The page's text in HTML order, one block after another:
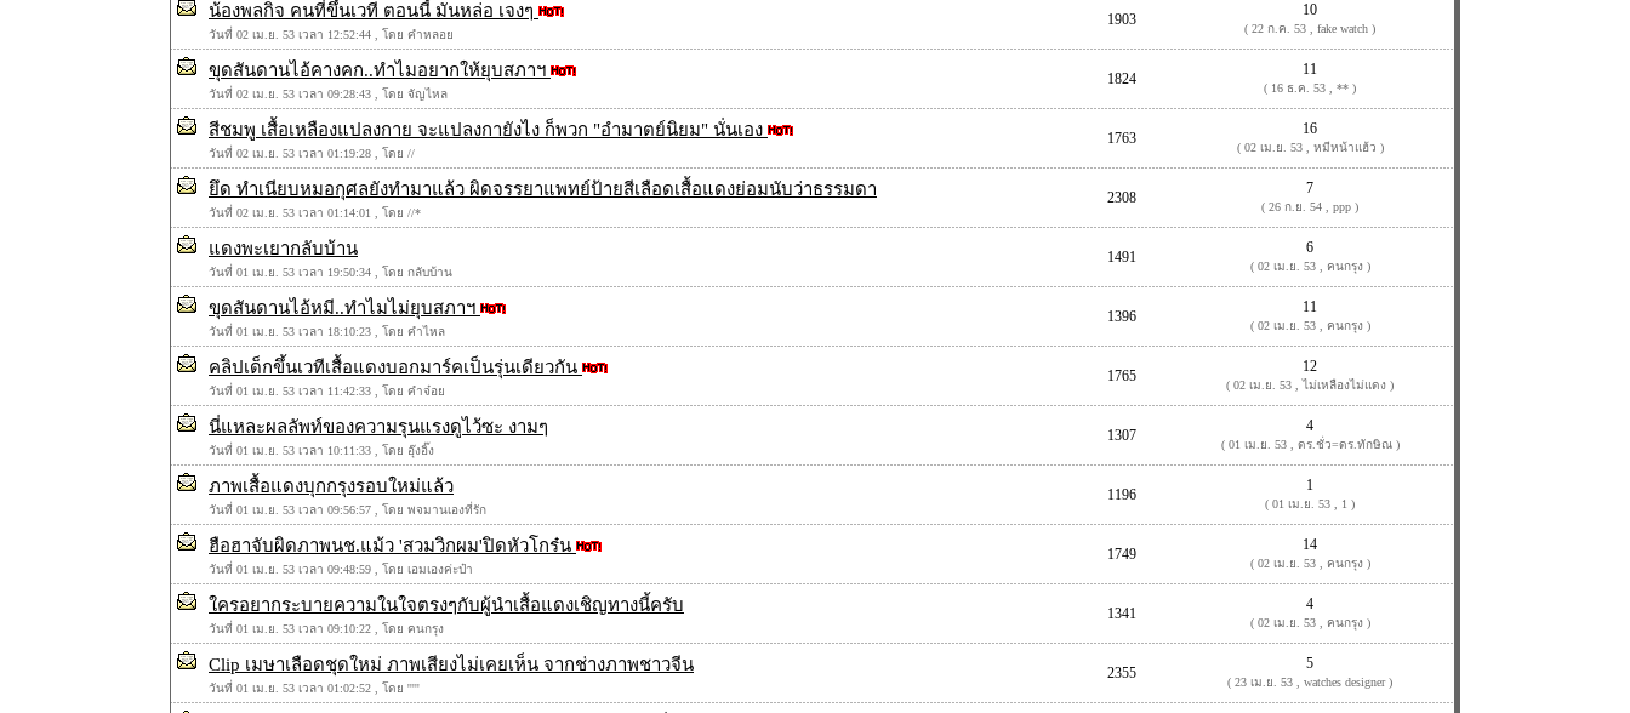
น้องพลกิจ คนที่ขึ้นเวที ตอนนี้ มันหล่อ เจงๆ
วันที่ 02 เม.ย. 53 เวลา 12:52:44 , โดย คำหลอย
1903
10
( 22 ก.ค. 53 , fake watch )
ขุดสันดานไอ้คางคก..ทำไมอยากให้ยุบสภาฯ
วันที่ 02 เม.ย. 53 เวลา 09:28:43 , โดย จัญไหล
1824
11
( 16 ธ.ค. 53 , ** )
สีชมพู เสื้อเหลืองแปลงกาย จะแปลงกายังไง ก็พวก "อำมาตย์นิยม" นั่นเอง
วันที่ 02 เม.ย. 53 เวลา 01:19:28 , โดย //
1763
16
( 02 เม.ย. 53 , หมีหน้าแฮ้ว )
ยึด ทำเนียบหมอกุศลยังทำมาแล้ว ผิดจรรยาแพทย์ป้ายสีเลือดเสื้อแดงย่อมนับว่าธรรมดา
วันที่ 02 เม.ย. 53 เวลา 01:14:01 , โดย //*
2308
7
( 26 ก.ย. 54 , ppp )
แดงพะเยากลับบ้าน
วันที่ 01 เม.ย. 53 เวลา 19:50:34 , โดย กลับบ้าน
1491
6
( 02 เม.ย. 53 , คนกรุง )
ขุดสันดานไอ้หมี..ทำไมไม่ยุบสภาฯ
วันที่ 01 เม.ย. 53 เวลา 18:10:23 , โดย คำไหล
1396
11
( 02 เม.ย. 53 , คนกรุง )
คลิปเด็กขึ้นเวทีเสื้อแดงบอกมาร์คเป็นรุ่นเดียวกัน
วันที่ 01 เม.ย. 53 เวลา 11:42:33 , โดย คำจ๋อย
1765
12
( 02 เม.ย. 53 , ไม่เหลืองไม่แดง )
นี่แหละผลลัพท์ของความรุนแรงดูไว้ซะ งามๆ
วันที่ 01 เม.ย. 53 เวลา 10:11:33 , โดย อุ๊งอิ๊ง
1307
4
( 01 เม.ย. 53 , ดร.ชั่ว=ดร.ทักษิณ )
ภาพเสื้อแดงบุกกรุงรอบใหม่แล้ว
วันที่ 01 เม.ย. 53 เวลา 09:56:57 , โดย พจมานเองที่รัก
1196
1
( 01 เม.ย. 53 , 1 )
ฮือฮาจับผิดภาพนช.แม้ว 'สวมวิกผม'ปิดหัวโกร๋น
วันที่ 01 เม.ย. 53 เวลา 09:48:59 , โดย เอมเองค่ะป๋า
1749
14
( 02 เม.ย. 53 , คนกรุง )
ใครอยากระบายความในใจตรงๆกับผู้นำเสื้อแดงเชิญทางนี้ครับ
วันที่ 01 เม.ย. 53 เวลา 09:10:22 , โดย คนกรุง
1341
4
( 02 เม.ย. 53 , คนกรุง )
Clip เมษาเลือดชุดใหม่ ภาพเสียงไม่เคยเห็น จากช่างภาพชาวจีน
วันที่ 01 เม.ย. 53 เวลา 01:02:52 , โดย '''''
2355
5
( 23 เม.ย. 53 , watches designer )